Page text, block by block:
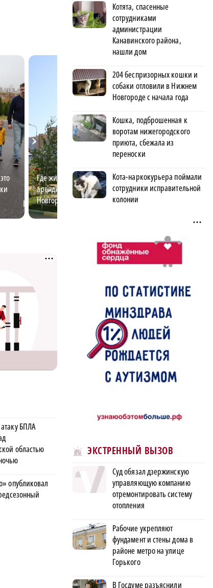
Где жить молодым: как
арендный рынок Нижнего
Новгорода помогает строить
карьеру
Госслужба для
перспективы и
БПЛА
областью
опубликовал
Котята, спасенные
сотрудниками
администрации
Канавинского района,
нашли дом
204 беспризорных кошки и
собаки отловили в Нижнем
Новгороде с начала года
Кошка, подброшенная к
воротам нижегородского
приюта, сбежала из
переноски
Кота-наркокурьера поймали
сотрудники исправительной
колонии
ЭКСТРЕННЫЙ ВЫЗОВ
Суд обязал дзержинскую
управляющую компанию
отремонтировать систему
отопления
Рабочие укрепляют
фундамент и стены дома в
районе метро на улице
Горького
В Госдуме разъяснили